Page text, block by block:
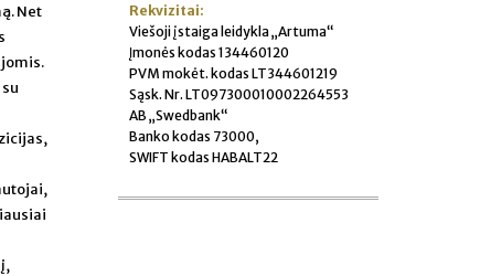
Net
Rekvizitai:
Viešoji įstaiga leidykla „Artuma“
Įmonės kodas 134460120
PVM mokėt. kodas LT344601219
Sąsk. Nr. LT097300010002264553
AB „Swedbank“
Banko kodas 73000,
SWIFT kodas HABALT22